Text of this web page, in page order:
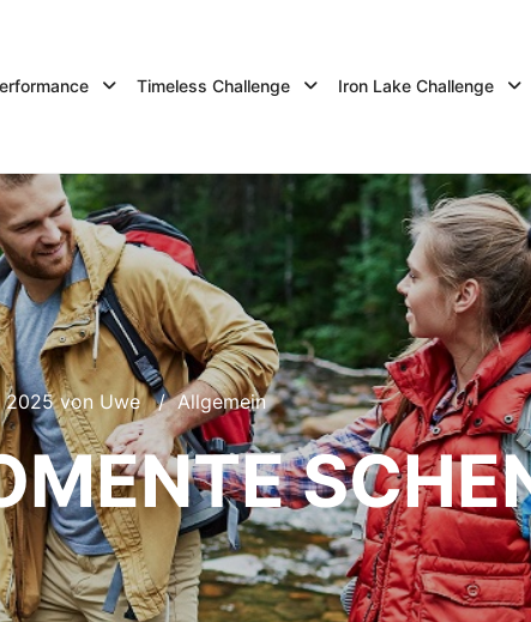
Timeless Challenge Iron Lake Challenge
2025von Uwe Allgemein